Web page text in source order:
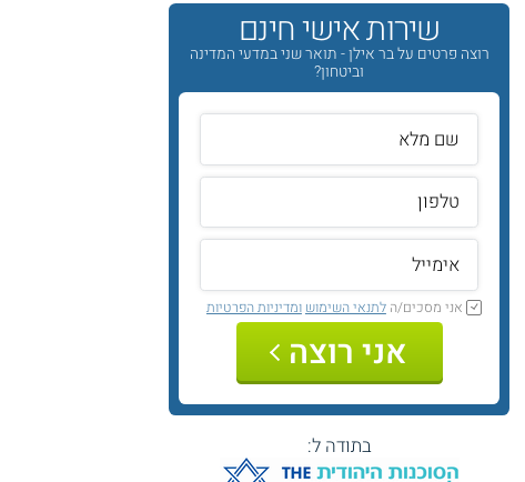
שירות אישי חינם
רוצה פרטים על בר אילן - תואר שני במדעי המדינה
וביטחון?
אני מסכים/הלתנאי השימוש ומדיניות הפרטיות
אני רוצה
בתודה ל: